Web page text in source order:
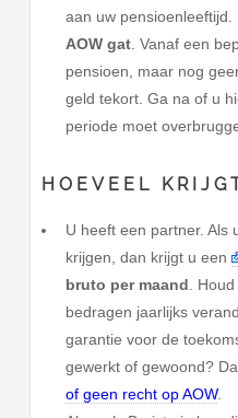
aan uw
AOW gat. Vanaf een
pensioen, maar nog
geld tekort. Ga na of u
periode moet
HOEVEEL
U heeft een partner. Als
krijgen, dan krijgt u een
bruto per maand.
bedragen jaarlijks
garantie voor de
gewerkt of gewoond?
of geen recht op AOW.